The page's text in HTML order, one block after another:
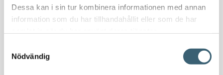
Dessa kan i sin tur kombinera informationen med annan
information som du har tillhandahållit eller som de har
Nödvändig
AdBlue
AdBluetankar